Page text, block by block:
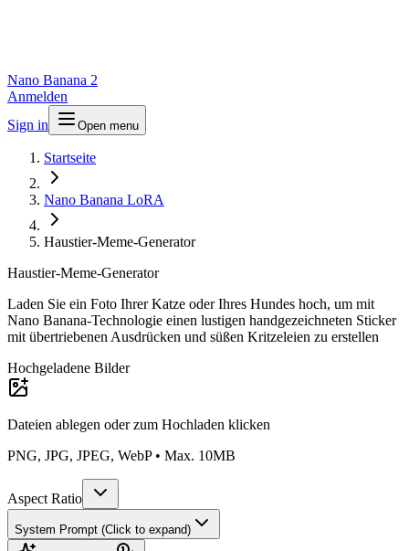
Nano Banana 2
Anmelden
Sign in
Open menu
Startseite
Nano Banana LoRA
Haustier-Meme-Generator
Haustier-Meme-Generator
Laden Sie ein Foto Ihrer Katze oder Ihres Hundes hoch, um mit
Nano Banana-Technologie einen lustigen handgezeichneten Sticker
mit übertriebenen Ausdrücken und süßen Kritzeleien zu erstellen
Hochgeladene Bilder
Dateien ablegen oder zum Hochladen klicken
PNG, JPG, JPEG, WebP • Max. 10MB
Aspect Ratio
System Prompt (Click to expand)